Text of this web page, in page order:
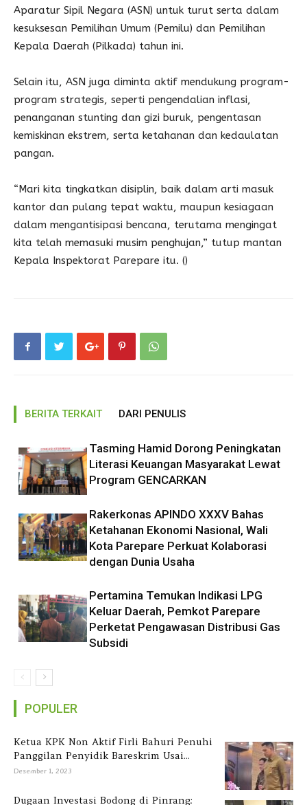
Aparatur Sipil Negara (ASN) untuk turut serta dalam
kesuksesan Pemilihan Umum (Pemilu) dan Pemilihan
Kepala Daerah (Pilkada) tahun ini.
Selain itu, ASN juga diminta aktif mendukung program-
program strategis, seperti pengendalian inflasi,
penanganan stunting dan gizi buruk, pengentasan
kemiskinan ekstrem, serta ketahanan dan kedaulatan
pangan.
“Mari kita tingkatkan disiplin, baik dalam arti masuk
kantor dan pulang tepat waktu, maupun kesiagaan
dalam mengantisipasi bencana, terutama mengingat
kita telah memasuki musim penghujan,” tutup mantan
Kepala Inspektorat Parepare itu. ()
BERITA TERKAIT DARI PENULIS
Tasming Hamid Dorong Peningkatan
Literasi Keuangan Masyarakat Lewat
Program GENCARKAN
Rakerkonas APINDO XXXV Bahas
Ketahanan Ekonomi Nasional, Wali
Kota Parepare Perkuat Kolaborasi
dengan Dunia Usaha
Pertamina Temukan Indikasi LPG
Keluar Daerah, Pemkot Parepare
Perketat Pengawasan Distribusi Gas
Subsidi
POPULER
Ketua KPK Non Aktif Firli Bahuri Penuhi
Panggilan Penyidik Bareskrim Usai...
Desember 1, 2023
Dugaan Investasi Bodong di Pinrang: